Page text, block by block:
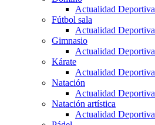
Actualidad Deportiva
Fútbol sala
Actualidad Deportiva
Gimnasio
Actualidad Deportiva
Kárate
Actualidad Deportiva
Natación
Actualidad Deportiva
Natación artística
Actualidad Deportiva